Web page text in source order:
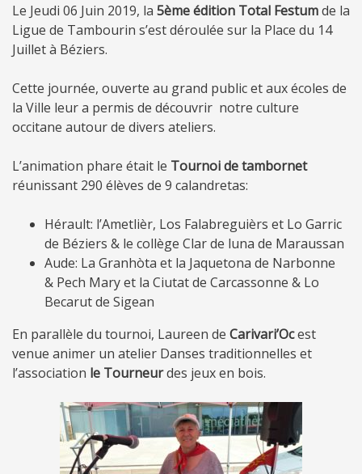
Le Jeudi 06 Juin 2019, la 5ème édition Total Festumde la
Ligue de Tambourin s’est déroulée sur la Place du 14
Juillet à Béziers.
Cette journée, ouverte au grand public et aux écoles de
la Ville leur a permis de découvrir notre culture
occitane autour de divers ateliers.
L’animation phare était le Tournoi de tambornet
réunissant 290 élèves de 9 calandretas:
Hérault: l’Ametlièr, Los Falabreguièrs et Lo Garric
de Béziers & le collège Clar de luna de Maraussan
Aude: La Granhòta et la Jaquetona de Narbonne
& Pech Mary et la Ciutat de Carcassonne & Lo
Becarut de Sigean
En parallèle du tournoi, Laureen de Carivari’Ocest
venue animer un atelier Danses traditionnelles et
l’association le Tourneurdes jeux en bois.